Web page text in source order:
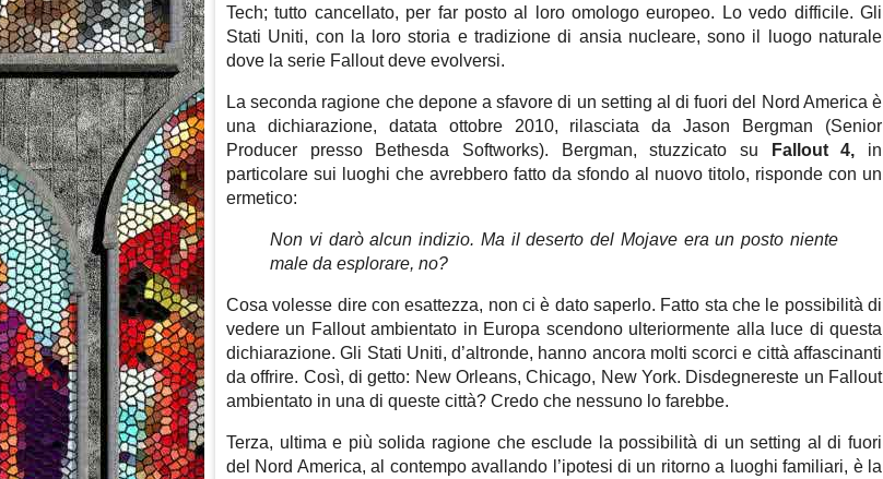
Tech; tutto cancellato, per far posto al loro omologo europeo. Lo vedo difficile. Gli
Stati Uniti, con la loro storia e tradizione di ansia nucleare, sono il luogo naturale
dove la serie Fallout deve evolversi.
La seconda ragione che depone a sfavore di un setting al di fuori del Nord America è
una dichiarazione, datata ottobre 2010, rilasciata da Jason Bergman (Senior
Producer presso Bethesda Softworks). Bergman, stuzzicato su
Fallout 4, in
particolare sui luoghi che avrebbero fatto da sfondo al nuovo titolo, risponde con un
ermetico:
Non vi darò alcun indizio. Ma il deserto del Mojave era un posto niente
male da esplorare, no?
Cosa volesse dire con esattezza, non ci è dato saperlo. Fatto sta che le possibilità di
vedere un Fallout ambientato in Europa scendono ulteriormente alla luce di questa
dichiarazione. Gli Stati Uniti, d’altronde, hanno ancora molti scorci e città affascinanti
da offrire. Così, di getto: New Orleans, Chicago, New York. Disdegnereste un Fallout
ambientato in una di queste città? Credo che nessuno lo farebbe.
Terza, ultima e più solida ragione che esclude la possibilità di un setting al di fuori
del Nord America, al contempo avallando l’ipotesi di un ritorno a luoghi familiari, è la